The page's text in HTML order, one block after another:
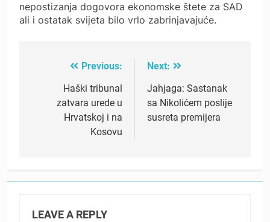
nepostizanja dogovora ekonomske štete za SAD
ali i ostatak svijeta bilo vrlo zabrinjavajuće.
navigation
Previous:
Haški tribunal
zatvara urede u
Hrvatskoj i na
Kosovu
Next:
Jahjaga: Sastanak
sa Nikolićem poslije
susreta premijera
LEAVE A REPLY